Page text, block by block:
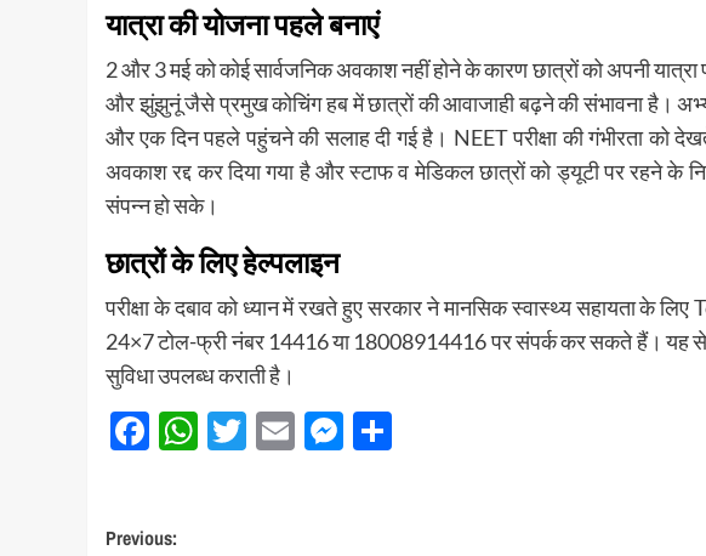
यात्रा की योजना पहले बनाएं
2 और 3 मई को कोई सार्वजनिक अवकाश नहीं होने के कारण छात्रों को अपनी
और झुंझुनूं जैसे प्रमुख कोचिंग हब में छात्रों की आवाजाही बढ़ने की संभावना है।
और एक दिन पहले पहुंचने की सलाह दी गई है। NEET परीक्षा की गंभीरता
अवकाश रद्द कर दिया गया है और स्टाफ व मेडिकल छात्रों को ड्यूटी पर रहने के
संपन्न हो सके।
छात्रों के लिए हेल्पलाइन
परीक्षा के दबाव को ध्यान में रखते हुए सरकार ने मानसिक स्वास्थ्य सहायता के लिए
24×7 टोल-फ्री नंबर 14416 या 18008914416 पर संपर्क कर सकते हैं। यह
सुविधा उपलब्ध कराती है।
Facebook
WhatsApp
Twitter
EmailMessenger
Post
Previous: